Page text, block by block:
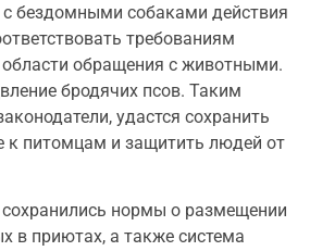
бездомными собаками действия
требованиям
области обращения с животными.
бродячих псов. Таким
удастся сохранить
к питомцам и защитить людей от
сохранились нормы о размещении
в приютах, а также система